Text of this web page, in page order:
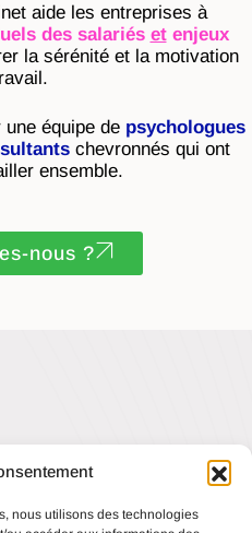
nous utilisons des technologies
aide les entreprises à
des salariés etenjeux
la sérénité et la motivation
une équipe depsychologues
chevronnés qui ont
ensemble.
nous ?
chevronnés.